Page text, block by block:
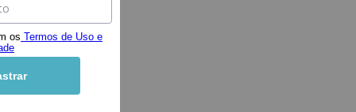
,00
00
os Termos de Uso e